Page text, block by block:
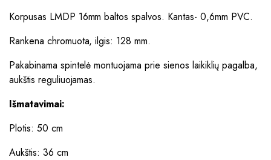
Korpusas LMDP 16mm baltos spalvos. Kantas- 0,6mm PVC.
Rankena chromuota, ilgis: 128 mm.
Pakabinama spintelė montuojama prie sienos laikiklių pagalba,
aukštis reguliuojamas.
Išmatavimai:
Plotis: 50 cm
Aukštis: 36 cm